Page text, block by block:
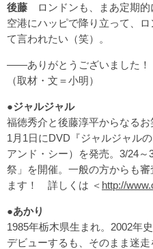
後藤 ロンドンも、まあ定期的
空港にハッピで降り立って、
て言われたい（笑）。
――ありがとうございました！
（取材・文＝小明）
●ジャルジャル
福徳秀介と後藤淳平からなる
1月1日にDVD『ジャルジャル
アンド・シー）を発売。3/24
祭」を開催。一般の方からも
ます！ 詳しくは ＜ http://
●あかり
1985年栃木県生まれ。2002年
デビューするも、そのまま迷